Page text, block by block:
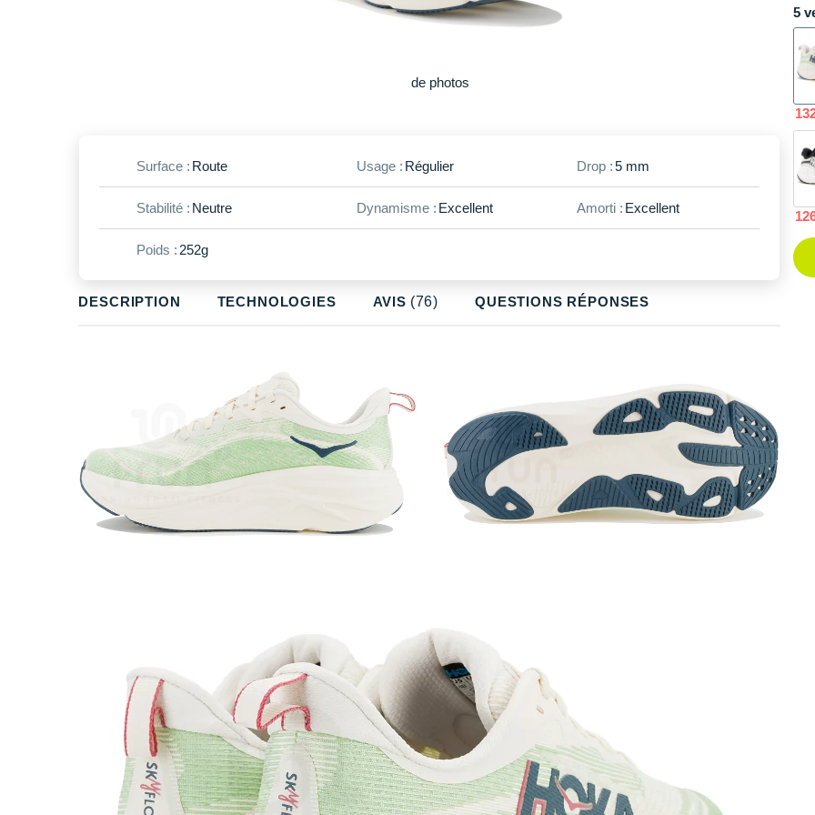
5
DESCRIPTION TECHNOLOGIES AVIS (76) QUESTIONS RÉPONSES
Surface : Route Usage : Régulier Drop :5 mm
Stabilité : Neutre Dynamisme : Excellent Amorti : Excellent
Poids : 252g
Plus
de photos